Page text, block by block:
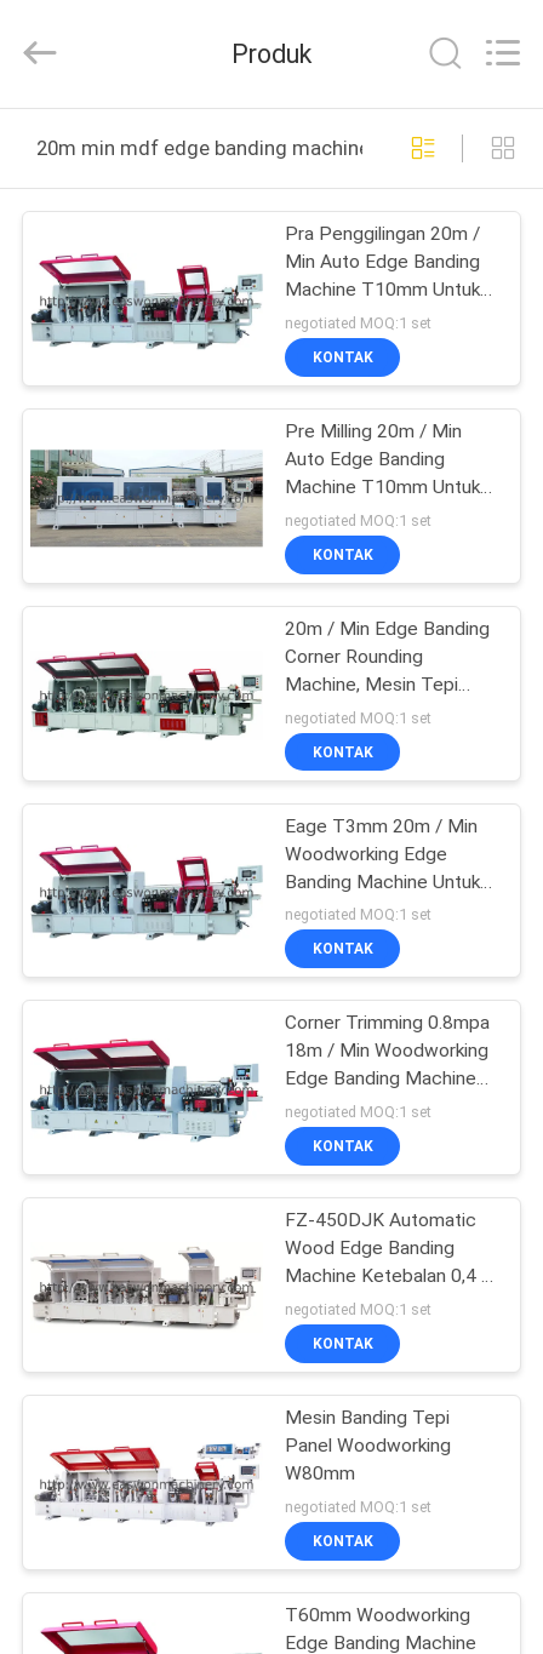
PRODUK
TENTANG
KAMI
TUR
PABRIK
KONTROL
KAMI
PERMINTAAN
PENAWARAN
PRIVACY
POLICY
Export
All
Reserved.
Produk
20m min mdf edge banding machine pembuatan online
Pra Penggilingan 20m /
Min Auto Edge Banding
Machine T10mm Untuk
Papan Mdf
negotiated MOQ:1 set
KONTAK
Pre Milling 20m / Min
Auto Edge Banding
Machine T10mm Untuk
Papan Mdf
negotiated MOQ:1 set
KONTAK
20m / Min Edge Banding
Corner Rounding
Machine, Mesin Tepi
Tepi Kayu T0.4mm
negotiated MOQ:1 set
KONTAK
Eage T3mm 20m / Min
Woodworking Edge
Banding Machine Untuk
Perabotan
negotiated MOQ:1 set
KONTAK
Corner Trimming 0.8mpa
18m / Min Woodworking
Edge Banding Machine
Untuk Kursi Kayu
negotiated MOQ:1 set
KONTAK
FZ-450DJK Automatic
Wood Edge Banding
Machine Ketebalan 0,4 -
3mm
negotiated MOQ:1 set
KONTAK
Mesin Banding Tepi
Panel Woodworking
W80mm
negotiated MOQ:1 set
KONTAK
T60mm Woodworking
Edge Banding Machine